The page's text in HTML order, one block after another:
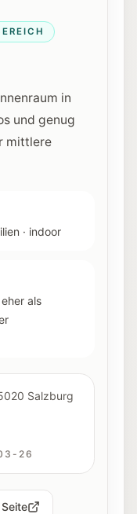
in
und genug
mittlere
· indoor
als
Salzburg
26